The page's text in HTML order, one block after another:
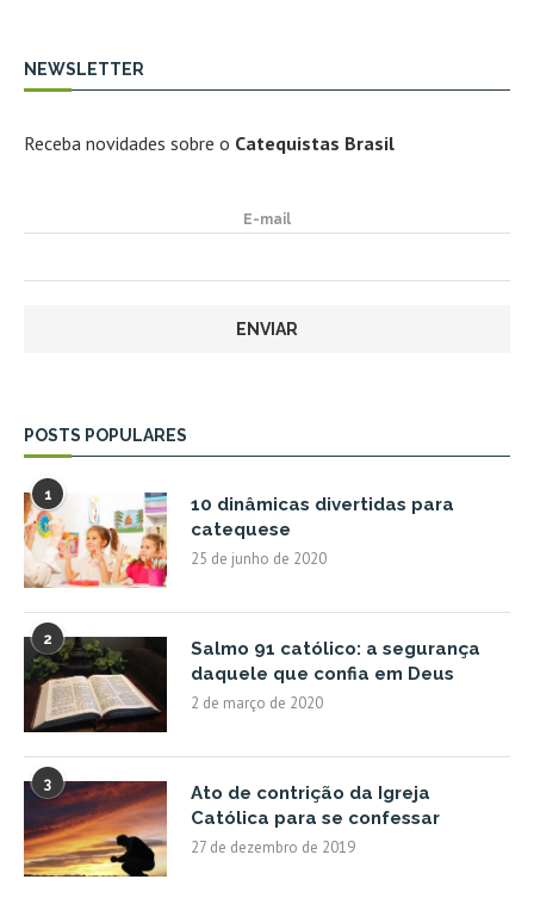
NEWSLETTER
Receba novidades sobre o Catequistas Brasil
E-mail
POSTS POPULARES
1
10 dinâmicas divertidas para
catequese
25 de junho de 2020
2
Salmo 91 católico: a segurança
daquele que confia em Deus
2 de março de 2020
3
Ato de contrição da Igreja
Católica para se confessar
27 de dezembro de 2019